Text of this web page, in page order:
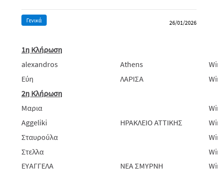
Γενικά 26/01/2026
1η Κλήρωση
alexandros
Athens
Εύη
ΛΑΡΙΣΑ
2η Κλήρωση
Μαρια
Aggeliki
HPAKΛEIO ΑΤΤΙΚΗΣ
Σταυρούλα
Στελλα
ΕΥΑΓΓΕΛΑ
ΝΕΑ ΣΜΥΡΝΗ